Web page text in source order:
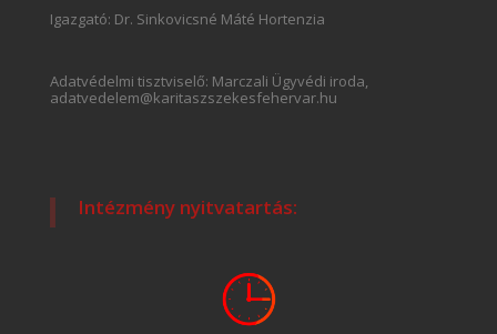
Igazgató: Dr. Sinkovicsné Máté Hortenzia
Adatvédelmi tisztviselő: Marczali Ügyvédi iroda,
adatvedelem@karitaszszekesfehervar.hu
Intézmény nyitvatartás: